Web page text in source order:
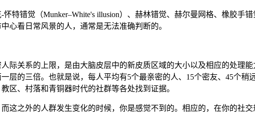
特错觉（Munker–White's illusion）、赫林错觉、赫尔曼网格、橡胶手
心看日常风景的人，通常是无法准确判断的。
际关系的上限，是由大脑皮层中的新皮质区域的大小以及相应的处理
层的三倍。也就是说，每人平均有5个最亲密的人、15个密友、45个
区、村落和青铜器时代的社群等各处找到证据。
这之外的人群发生变化的时候，你是感觉不到的。相应的，在你的社